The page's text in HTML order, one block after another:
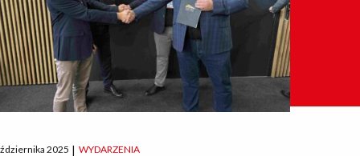
2025 | WYDARZENIA